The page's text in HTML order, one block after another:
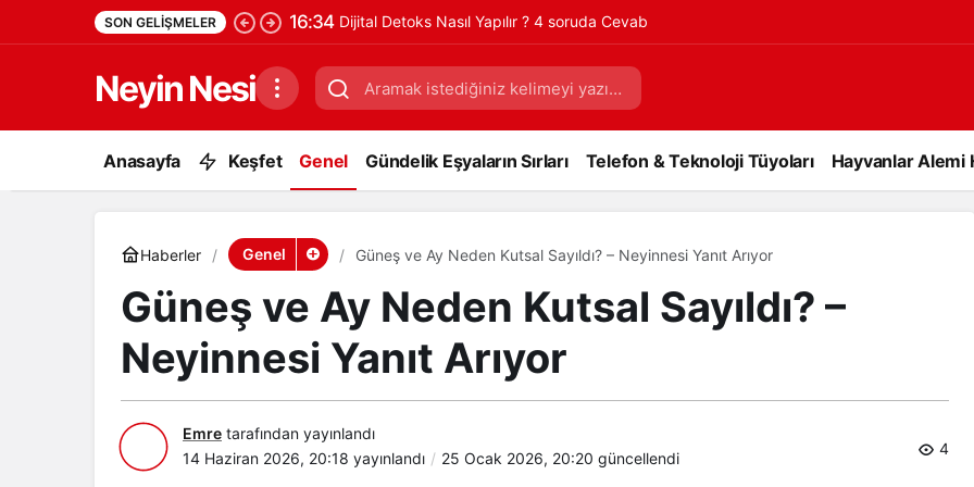
SON GELIŞMELER 16:34 Dijital Detoks Nasıl Yapılır ? 4 soruda Cevab
Neyin Nesi
Anasayfa Keşfet Genel Gündelik Eşyaların Sırları Telefon & Teknoloji Tüyoları Hayvanlar Alemi
Haberler Genel Güneş ve Ay Neden Kutsal Sayıldı? – Neyinnesi Yanıt Arıyor
Güneş ve Ay Neden Kutsal Sayıldı? –
Neyinnesi Yanıt Arıyor
Emre tarafından yayınlandı
14 Haziran 2026, 20:18 yayınlandı 25 Ocak 2026, 20:20 güncellendi
4